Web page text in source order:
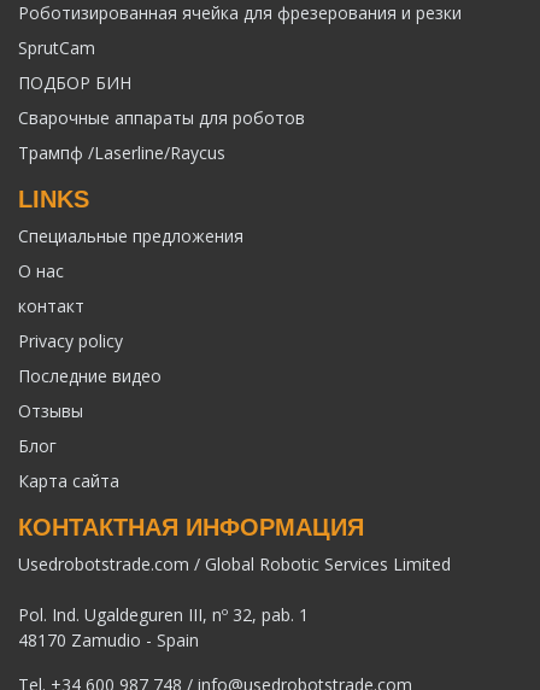
Роботизированная ячейка для фрезерования и резки
SprutCam
ПОДБОР БИН
Сварочные аппараты для роботов
Трампф /Laserline/Raycus
LINKS
Специальные предложения
О нас
контакт
Privacy policy
Последние видео
Отзывы
Блог
Карта сайта
КОНТАКТНАЯ ИНФОРМАЦИЯ
Usedrobotstrade.com / Global Robotic Services Limited
Pol. Ind. Ugaldeguren III, nº 32, pab. 1
48170 Zamudio - Spain
Tel. +34 600 987 748 / info@usedrobotstrade.com